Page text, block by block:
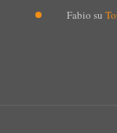
Fabio su